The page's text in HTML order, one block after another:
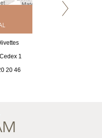
1
20 46